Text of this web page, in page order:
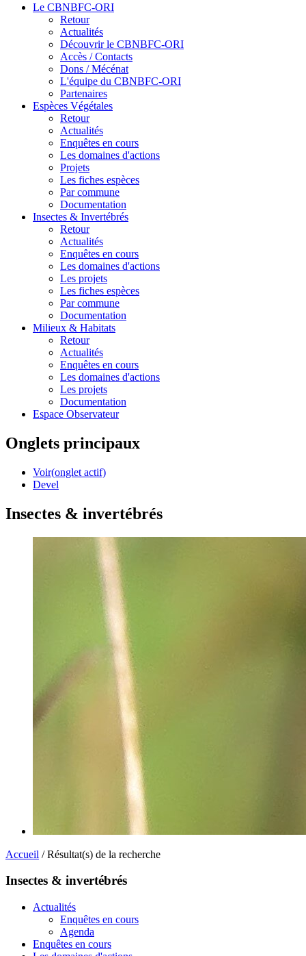
Le CBNBFC-ORI
Retour
Actualités
Découvrir le CBNBFC-ORI
Accès / Contacts
Dons / Mécénat
L'équipe du CBNBFC-ORI
Partenaires
Espèces Végétales
Retour
Actualités
Enquêtes en cours
Les domaines d'actions
Projets
Les fiches espèces
Par commune
Documentation
Insectes & Invertébrés
Retour
Actualités
Enquêtes en cours
Les domaines d'actions
Les projets
Les fiches espèces
Par commune
Documentation
Milieux & Habitats
Retour
Actualités
Enquêtes en cours
Les domaines d'actions
Les projets
Documentation
Espace Observateur
Onglets principaux
Voir(onglet actif)
Devel
Insectes & invertébrés
Accueil / Résultat(s) de la recherche
Insectes & invertébrés
Actualités
Enquêtes en cours
Agenda
Enquêtes en cours